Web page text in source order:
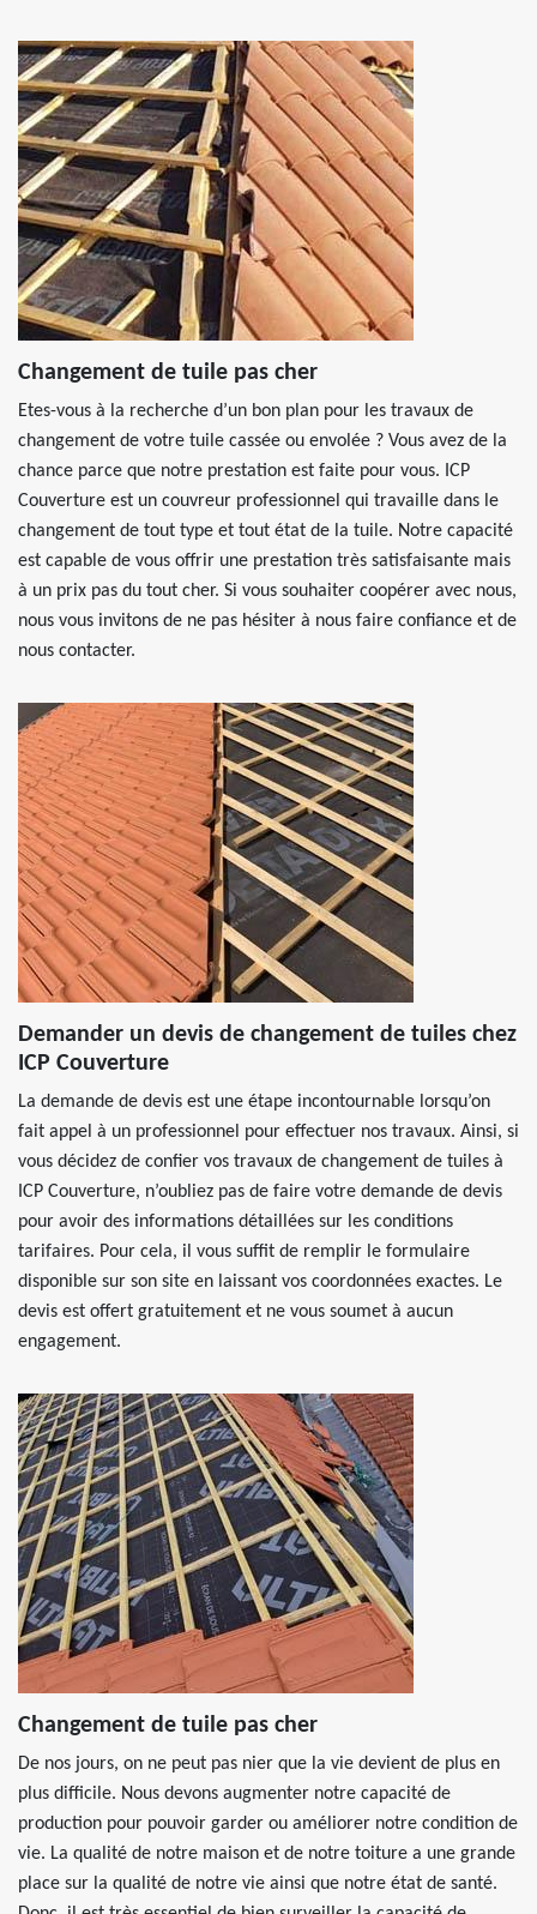
Changement de tuile pas cher
Etes-vous à la recherche d’un bon plan pour les travaux de
changement de votre tuile cassée ou envolée ? Vous avez de la
chance parce que notre prestation est faite pour vous. ICP
Couverture est un couvreur professionnel qui travaille dans le
changement de tout type et tout état de la tuile. Notre capacité
est capable de vous offrir une prestation très satisfaisante mais
à un prix pas du tout cher. Si vous souhaiter coopérer avec nous,
nous vous invitons de ne pas hésiter à nous faire confiance et de
nous contacter.
Demander un devis de changement de tuiles chez
ICP Couverture
La demande de devis est une étape incontournable lorsqu’on
fait appel à un professionnel pour effectuer nos travaux. Ainsi, si
vous décidez de confier vos travaux de changement de tuiles à
ICP Couverture, n’oubliez pas de faire votre demande de devis
pour avoir des informations détaillées sur les conditions
tarifaires. Pour cela, il vous suffit de remplir le formulaire
disponible sur son site en laissant vos coordonnées exactes. Le
devis est offert gratuitement et ne vous soumet à aucun
engagement.
Changement de tuile pas cher
De nos jours, on ne peut pas nier que la vie devient de plus en
plus difficile. Nous devons augmenter notre capacité de
production pour pouvoir garder ou améliorer notre condition de
vie. La qualité de notre maison et de notre toiture a une grande
place sur la qualité de notre vie ainsi que notre état de santé.